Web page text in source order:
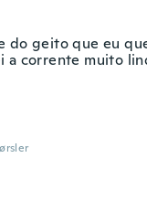
geito que eu
a corrente muito